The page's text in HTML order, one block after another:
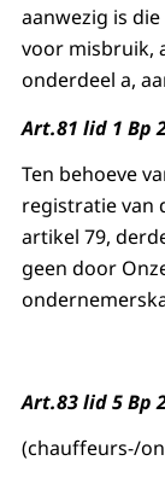
aanwezig is
voor misbruik,
onderdeel a,
Art.81 lid 1 Bp
Ten behoeve
registratie van
artikel 79,
geen door
Art.83 lid 5 Bp
(chauffeurs-/